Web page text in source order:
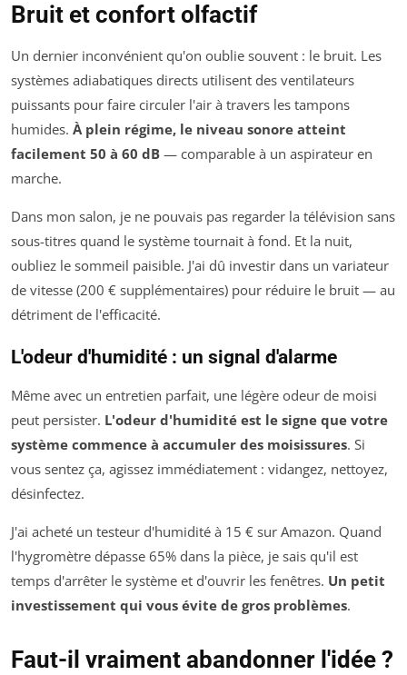
Bruit et confort olfactif
Un dernier inconvénient qu'on oublie souvent : le bruit. Les
systèmes adiabatiques directs utilisent des ventilateurs
puissants pour faire circuler l'air à travers les tampons
humides. À plein régime, le niveau sonore atteint
facilement 50 à 60 dB — comparable à un aspirateur en
marche.
Dans mon salon, je ne pouvais pas regarder la télévision sans
sous-titres quand le système tournait à fond. Et la nuit,
oubliez le sommeil paisible. J'ai dû investir dans un variateur
de vitesse (200 € supplémentaires) pour réduire le bruit — au
détriment de l'efficacité.
L'odeur d'humidité : un signal d'alarme
Même avec un entretien parfait, une légère odeur de moisi
peut persister. L'odeur d'humidité est le signe que votre
système commence à accumuler des moisissures. Si
vous sentez ça, agissez immédiatement : vidangez, nettoyez,
désinfectez.
J'ai acheté un testeur d'humidité à 15 € sur Amazon. Quand
l'hygromètre dépasse 65% dans la pièce, je sais qu'il est
temps d'arrêter le système et d'ouvrir les fenêtres. Un petit
investissement qui vous évite de gros problèmes.
Faut-il vraiment abandonner l'idée ?